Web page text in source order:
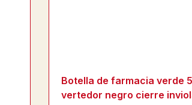
Botella de farmacia verde
vertedor negro cierre